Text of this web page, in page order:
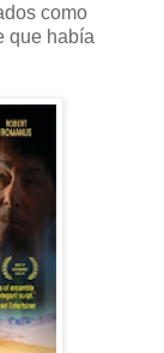
como
que había